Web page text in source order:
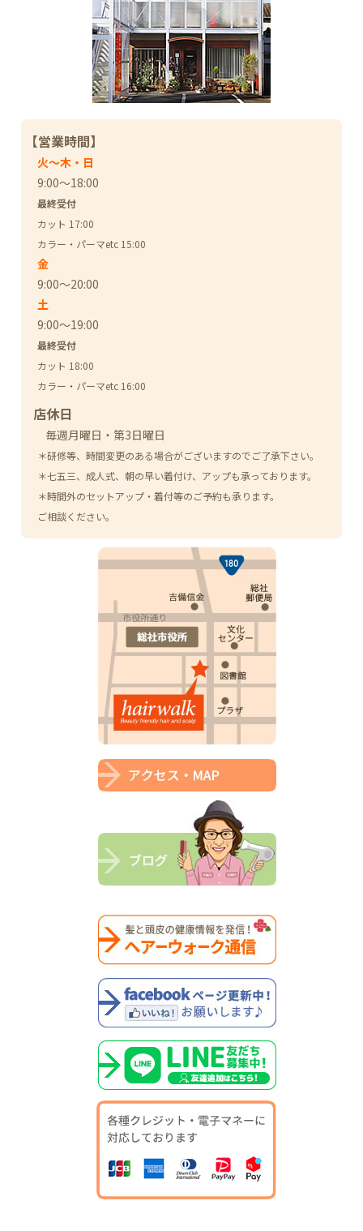
【営業時間】
火～木・日
9:00～18:00
最終受付
カット 17:00
カラー・パーマetc 15:00
金
9:00～20:00
土
9:00～19:00
最終受付
カット 18:00
カラー・パーマetc 16:00
店休日
毎週月曜日・第3日曜日
＊研修等、時間変更のある場合がございますのでご了承下さい。
＊七五三、成人式、朝の早い着付け、アップも承っております。
＊時間外のセットアップ・着付等のご予約も承ります。
ご相談ください。